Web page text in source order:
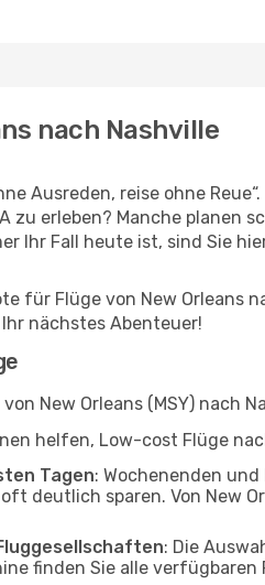
nach Nashville
Ausreden, reise ohne
zu erleben? Manche planen
Ihr Fall heute ist, sind Sie
für Flüge von New Orleans
nächstes Abenteuer!
New Orleans (MSY) nach
helfen, Low-cost Flüge
Tagen: Wochenenden
deutlich sparen. Von New
: Die
finden Sie alle verfügbaren